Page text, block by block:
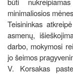
minimaliosios
Teisininkas
asmenų,
darbo, mokymosi
jo šeimos
V. Korsakas